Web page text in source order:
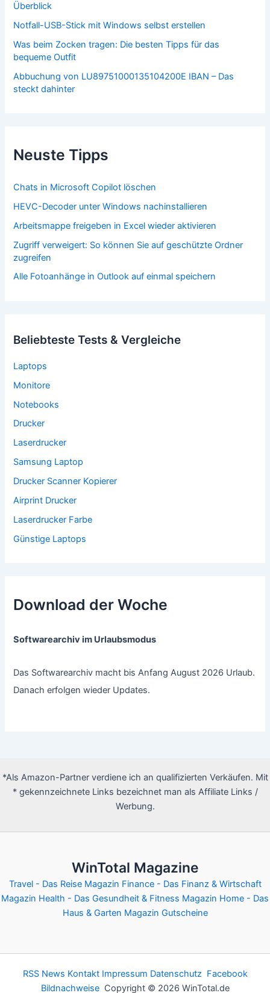
Überblick
Notfall-USB-Stick mit Windows selbst erstellen
Was beim Zocken tragen: Die besten Tipps für das
bequeme Outfit
Abbuchung von LU89751000135104200E IBAN – Das
steckt dahinter
Neuste Tipps
Chats in Microsoft Copilot löschen
HEVC-Decoder unter Windows nachinstallieren
Arbeitsmappe freigeben in Excel wieder aktivieren
Zugriff verweigert: So können Sie auf geschützte Ordner
zugreifen
Alle Fotoanhänge in Outlook auf einmal speichern
Beliebteste Tests & Vergleiche
Laptops
Monitore
Notebooks
Drucker
Laserdrucker
Samsung Laptop
Drucker Scanner Kopierer
Airprint Drucker
Laserdrucker Farbe
Günstige Laptops
Download der Woche
Softwarearchiv im Urlaubsmodus
Das Softwarearchiv macht bis Anfang August 2026 Urlaub.
Danach erfolgen wieder Updates.
*Als Amazon-Partner verdiene ich an qualifizierten Verkäufen. Mit
* gekennzeichnete Links bezeichnet man als Affiliate Links /
Werbung.
WinTotal Magazine
Travel - Das Reise Magazin Finance - Das Finanz & Wirtschaft
Magazin Health - Das Gesundheit & Fitness Magazin Home - Das
Haus & Garten Magazin Gutscheine
RSS News Kontakt Impressum Datenschutz Facebook
BildnachweiseCopyright © 2026 WinTotal.de